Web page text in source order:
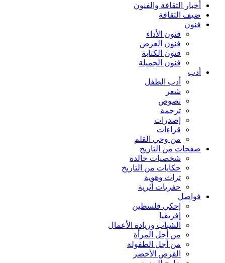
أخبار الثقافة والفنون
ضيف الثقافة
فنون
فنون الأداء
فنون العرض
فنون الكتابة
فنون الجميلة
أدب
أدب الطفل
شعر
نصوص
ترجمة
إصدرات
قراءات
من وحي القلم
صفحات من التاريخ
شخصيات خالدة
حكايات من التاريخ
تراث وهوية
حفريات أثرية
فواصل
إحكي فلسطين
إفريقيا
الشباب وريادة الأعمال
من أجل المرأة
من أجل الطفولة
القرص الأخضر